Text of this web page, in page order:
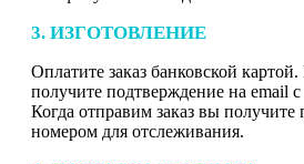
3. ИЗГОТОВЛЕНИЕ
Оплатите заказ банковской
получите подтверждение на email с
Когда отправим заказ вы получите
номером для отслеживания.